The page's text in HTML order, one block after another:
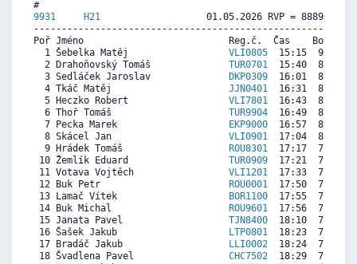
9931
H21
01.05.2026 RVP = 8889/
Poř Jméno                          Reg.č.  Čas    Body
  1 Šebelka Matěj
VLI0805
15:15  9113
  2 Drahoňovský Tomáš
TUR0701
15:40  8876
  3 Sedláček Jaroslav
DKP0309
16:01  8677
  4 Tkáč Matěj
JJN0401
16:31  8393
  5 Heczko Robert
VLI7801
16:43  8280
  6 Thoř Tomáš
TUR9904
16:49  8223
  7 Pecka Marek
EKP9000
16:57  8147
  8 Skácel Jan
VLI0901
17:04  8081
  9 Hrádek Tomáš
ROU8301
17:17  7958
10 Žemlík Eduard TUR0909
17:21  7920
11 Votava Vojtěch VLI1201
17:33  7806
12 Buk Petr
ROU0001
17:50  7645
13 Lamač Vítek
BOR1100
17:55  7598
14 Buk Michal
ROU9601
17:56  7588
15 Janata Pavel TJN8400
18:10  7456
16 Šašek Jakub
LTP0801
18:23  7333
17 Bradáč Jakub
LLI0002
18:24  7323
18 Švadlena Pavel CHC7502
18:29  7276